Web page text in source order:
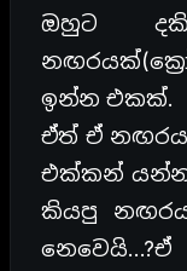
ඔහුට
ඉන්න එකක්.
ඒත් ඒ
එක්කන් යන්න
කියපු